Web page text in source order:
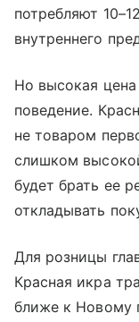
потребляют
внутреннего
Но высокая
поведение.
не товаром
слишком
будет брать ее
откладывать
Для розницы
Красная икра
ближе к Новому